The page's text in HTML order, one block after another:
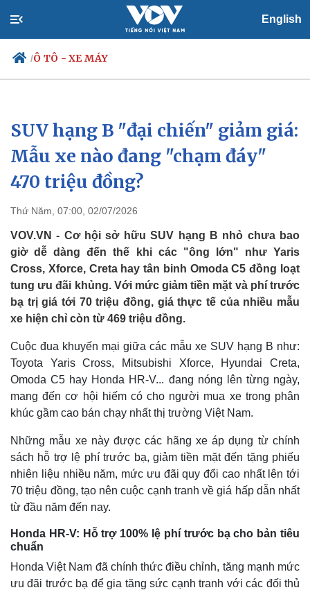
English
/Ô TÔ - XE MÁY
Chính trị
Đảng
Tổ chức nhân sự
Quốc hội
Nhận diện sự thật
Xã hội
Tin 24h
Dự báo thời tiết
SUV hạng B "đại chiến" giảm giá:
Mẫu xe nào đang "chạm đáy"
470 triệu đồng?
Thứ Năm, 07:00, 02/07/2026
VOV.VN - Cơ hội sở hữu SUV hạng B nhỏ chưa bao
giờ dễ dàng đến thế khi các "ông lớn" như Yaris
Cross, Xforce, Creta hay tân binh Omoda C5 đồng loạt
tung ưu đãi khủng. Với mức giảm tiền mặt và phí trước
bạ trị giá tới 70 triệu đồng, giá thực tế của nhiều mẫu
xe hiện chỉ còn từ 469 triệu đồng.
Cuộc đua khuyến mại giữa các mẫu xe SUV hạng B như:
Toyota Yaris Cross, Mitsubishi Xforce, Hyundai Creta,
Omoda C5 hay Honda HR-V... đang nóng lên từng ngày,
mang đến cơ hội hiếm có cho người mua xe trong phân
khúc gầm cao bán chạy nhất thị trường Việt Nam.
Những mẫu xe này được các hãng xe áp dụng từ chính
sách hỗ trợ lệ phí trước bạ, giảm tiền mặt đến tặng phiếu
nhiên liệu nhiều năm, mức ưu đãi quy đổi cao nhất lên tới
70 triệu đồng, tạo nên cuộc cạnh tranh về giá hấp dẫn nhất
từ đầu năm đến nay.
Honda HR-V: Hỗ trợ 100% lệ phí trước bạ cho bản tiêu
chuẩn
Honda Việt Nam đã chính thức điều chỉnh, tăng mạnh mức
ưu đãi trước bạ để gia tăng sức cạnh tranh với các đối thủ